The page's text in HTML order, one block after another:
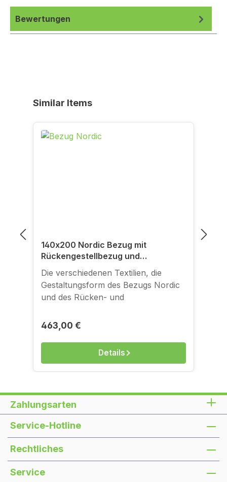
Bewertungen
Produktgalerie überspringen
Similar Items
140x200 Nordic Bezug mit
Rückengestellbezug und
Sitzgestellbezug für
Klappsofagestelle
Die verschiedenen Textilien, die
Gestaltungsform des Bezugs Nordic
und des Rücken- und
der Bildergalerie anschauen. Zum
Anfassen gibt es die Bezüge in
unserem Ladengeschäft in der
Regulärer Preis:
463,00 €
Details
Zahlungsarten
Service-Hotline
Rechtliches
Service